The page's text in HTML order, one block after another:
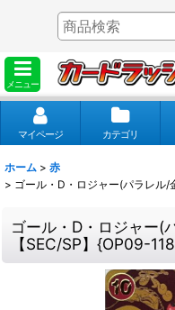
メニュー
マイページ カテゴリ
ホーム > 赤
> ゴール・D・ロジャー(パラレル
ゴール・D・ロジャー(
【SEC/SP】{OP09-